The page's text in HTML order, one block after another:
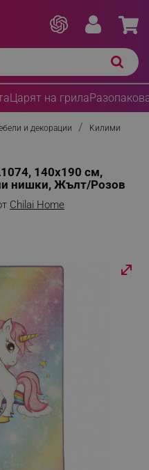
Царят на грила
и декорации Kилими
140x190 см,
нишки, Жълт/Розов
Chilai Home